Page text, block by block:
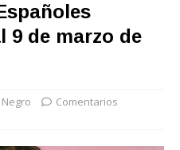
9 de marzo de
Comentarios